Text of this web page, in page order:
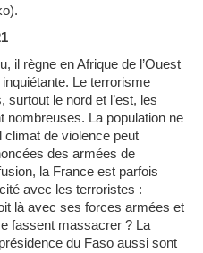
il règne en Afrique de l’Ouest
Le terrorisme
le nord et l’est, les
La population ne
de violence peut
des armées de
la France est parfois
avec les terroristes :
là avec ses forces armées et
fassent massacrer ? La
du Faso aussi sont